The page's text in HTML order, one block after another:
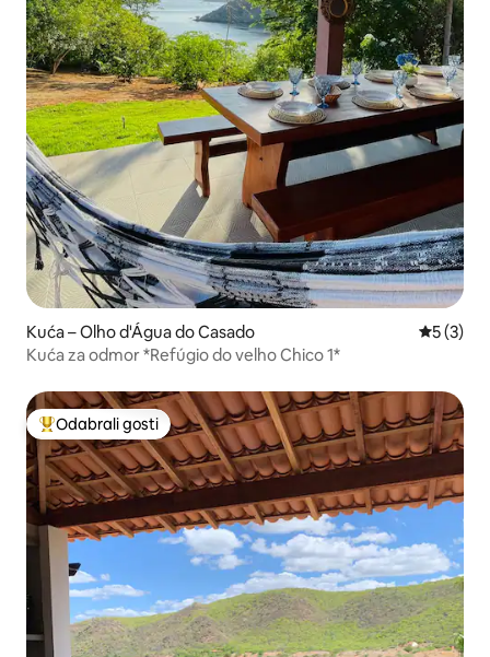
Kuća – Olho d'Água do Casado
5 (3)
Kuća za odmor *Refúgio do velho Chico 1*
Među najviše rangiranima s oznakom „Odabrali gosti”
Odabrali gosti